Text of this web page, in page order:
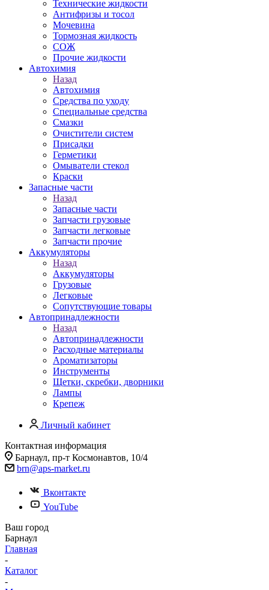
Технические жидкости
Антифризы и тосол
Мочевина
Тормозная жидкость
СОЖ
Прочие жидкости
Автохимия
Назад
Автохимия
Средства по уходу
Специальные средства
Смазки
Очистители систем
Присадки
Герметики
Омыватели стекол
Краски
Запасные части
Назад
Запасные части
Запчасти грузовые
Запчасти легковые
Запчасти прочие
Аккумуляторы
Назад
Аккумуляторы
Грузовые
Легковые
Сопутствующие товары
Автопринадлежности
Назад
Автопринадлежности
Расходные материалы
Ароматизаторы
Инструменты
Щетки, скребки, дворники
Лампы
Крепеж
Личный кабинет
Контактная информация
Барнаул, пр-т Космонавтов, 10/4
brn@aps-market.ru
Вконтакте
YouTube
Ваш город
Барнаул
Главная
-
Каталог
-